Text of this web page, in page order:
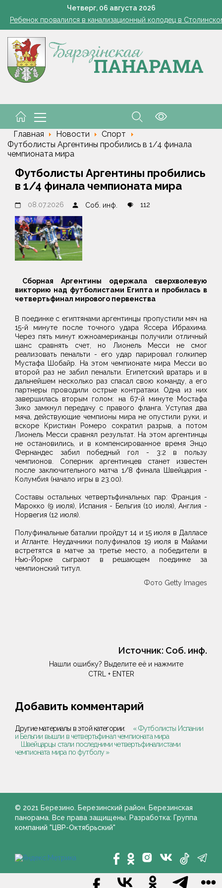
Четверг, 06 августа 2026
Косить или не косить: когда обрезка ботвы картофеля
Ребенок провалился в канализационный колодец в
расходы на проезд, если у работника нет
Семинар-совещание по охране труда профсоюза
Косить или не косить: когда обрезка ботвы картофеля
Главная Новости
Спорт
Футболисты Аргентины пробились в 1/4 финала
чемпионата мира
Футболисты Аргентины пробились
в 1/4 финала чемпионата мира
08.07.2026 Соб. инф. 112
Сборная Аргентины одержала сверхволевую
викторию над футболистами Египта и пробилась в
четвертьфинал мирового первенства
В поединке с египтянами аргентинцы пропустили мяч на
15-й минуте после точного удара Яссера Ибрахима.
Через пять минут южноамериканцы получили отличный
шанс сравнять счет, но Лионель Месси не смог
реализовать пенальти - его удар парировал голкипер
Мустафа Шобайр. На этом чемпионате мира Месси во
второй раз не забил пенальти. Египетский вратарь и в
дальнейшем несколько раз спасал свою команду, а его
партнеры проводили острые контратаки. Одна из них
завершилась вторым голом: на 67-й минуте Мостафа
Зико замкнул передачу с правого фланга. Уступая два
мяча, действующие чемпионы мира не опустили руки, и
вскоре Кристиан Ромеро сократил разрыв, а потом
Лионель Месси сравнял результат. На этом аргентинцы
не остановились, и в компенсированное время Энцо
Фернандес забил победный гол - 3:2 в пользу
чемпионов. Соперник аргентинцев станет известен
после заключительного матча 1/8 финала Швейцария -
Колумбия (начало игры в 23.00).
Составы остальных четвертьфинальных пар: Франция -
Марокко (9 июля), Испания - Бельгия (10 июля), Англия -
Норвегия (12 июля).
Полуфинальные баталии пройдут 14 и 15 июля в Далласе
и Атланте. Неудачники полуфиналов 19 июля в Майами
встретятся в матче за третье место, а победители в
Нью-Йорке сыграют в решающем поединке за
чемпионский титул.
Фото Getty Images
Источник: Соб. инф.
Нашли ошибку? Выделите её и нажмите
CTRL + ENTER
Добавить комментарий
Другие материалы в этой категории:
« Футболисты Испании
и Бельгии вышли в четвертьфинал чемпионата мира
Швейцарцы стали последними четвертьфиналистами
чемпионата мира по футболу »
© 2021 Березино. Березинский район. Березинская
панорама. Все права защищены. Разработка: Группа
компаний "ЦВР-Октябрьский"